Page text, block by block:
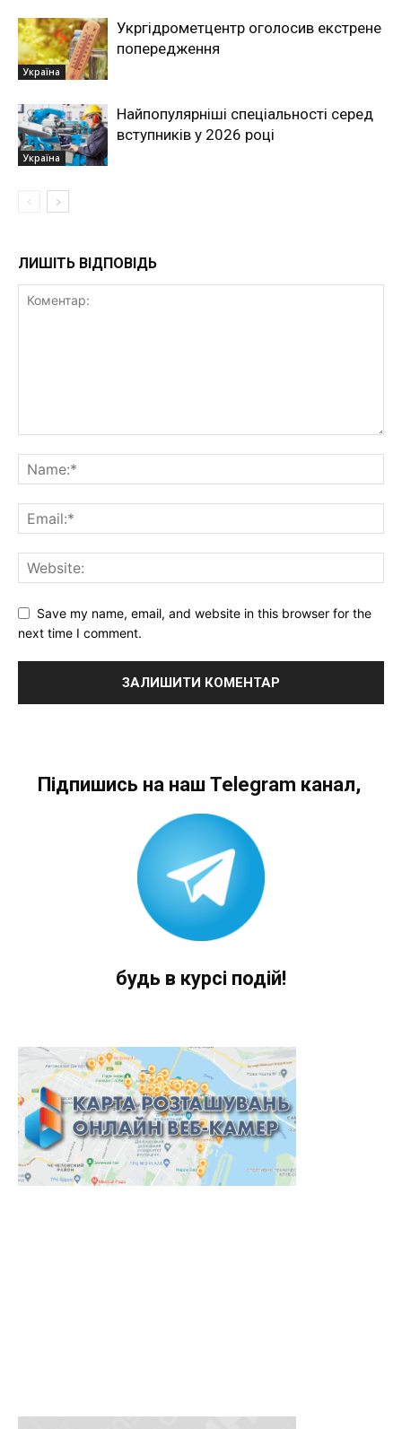
Україна
Укргідрометцентр оголосив екстрене
попередження
Україна
Найпопулярніші спеціальності серед
вступників у 2026 році
ЛИШІТЬ ВІДПОВІДЬ
Save my name, email, and website in this browser for the
next time I comment.
Підпишись на наш Telegram канал,
будь в курсі подій!